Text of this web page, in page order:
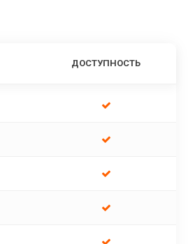
ДОСТУПНОСТЬ